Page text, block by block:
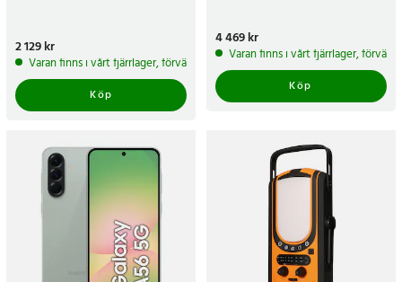
Pris:2 129 kr
2 129 kr
Varan finns i vårt fjärrlager, förväntas skickas inom 5-7 arbetsdagar
Köp
Pris:4 469 kr
4 469 kr
Varan finns i vårt fjärrlager,
Köp